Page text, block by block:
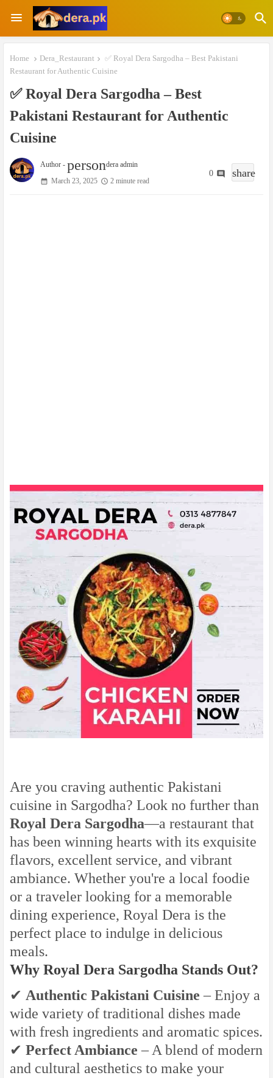
Home Dera_Restaurant
✅ Royal Dera Sargodha – Best Pakistani
Restaurant for Authentic Cuisine
✅ Royal Dera Sargodha – Best
Pakistani Restaurant for Authentic
Cuisine
Author - persondera admin
March 23, 2025
2 minute read
0 share
Are you craving authentic Pakistani
cuisine in Sargodha? Look no further than
Royal Dera Sargodha—a restaurant that
has been winning hearts with its exquisite
flavors, excellent service, and vibrant
ambiance. Whether you're a local foodie
or a traveler looking for a memorable
dining experience, Royal Dera is the
perfect place to indulge in delicious
meals.
Why Royal Dera Sargodha Stands Out?
✔ Authentic Pakistani Cuisine – Enjoy a
wide variety of traditional dishes made
with fresh ingredients and aromatic spices.
✔ Perfect Ambiance – A blend of modern
and cultural aesthetics to make your